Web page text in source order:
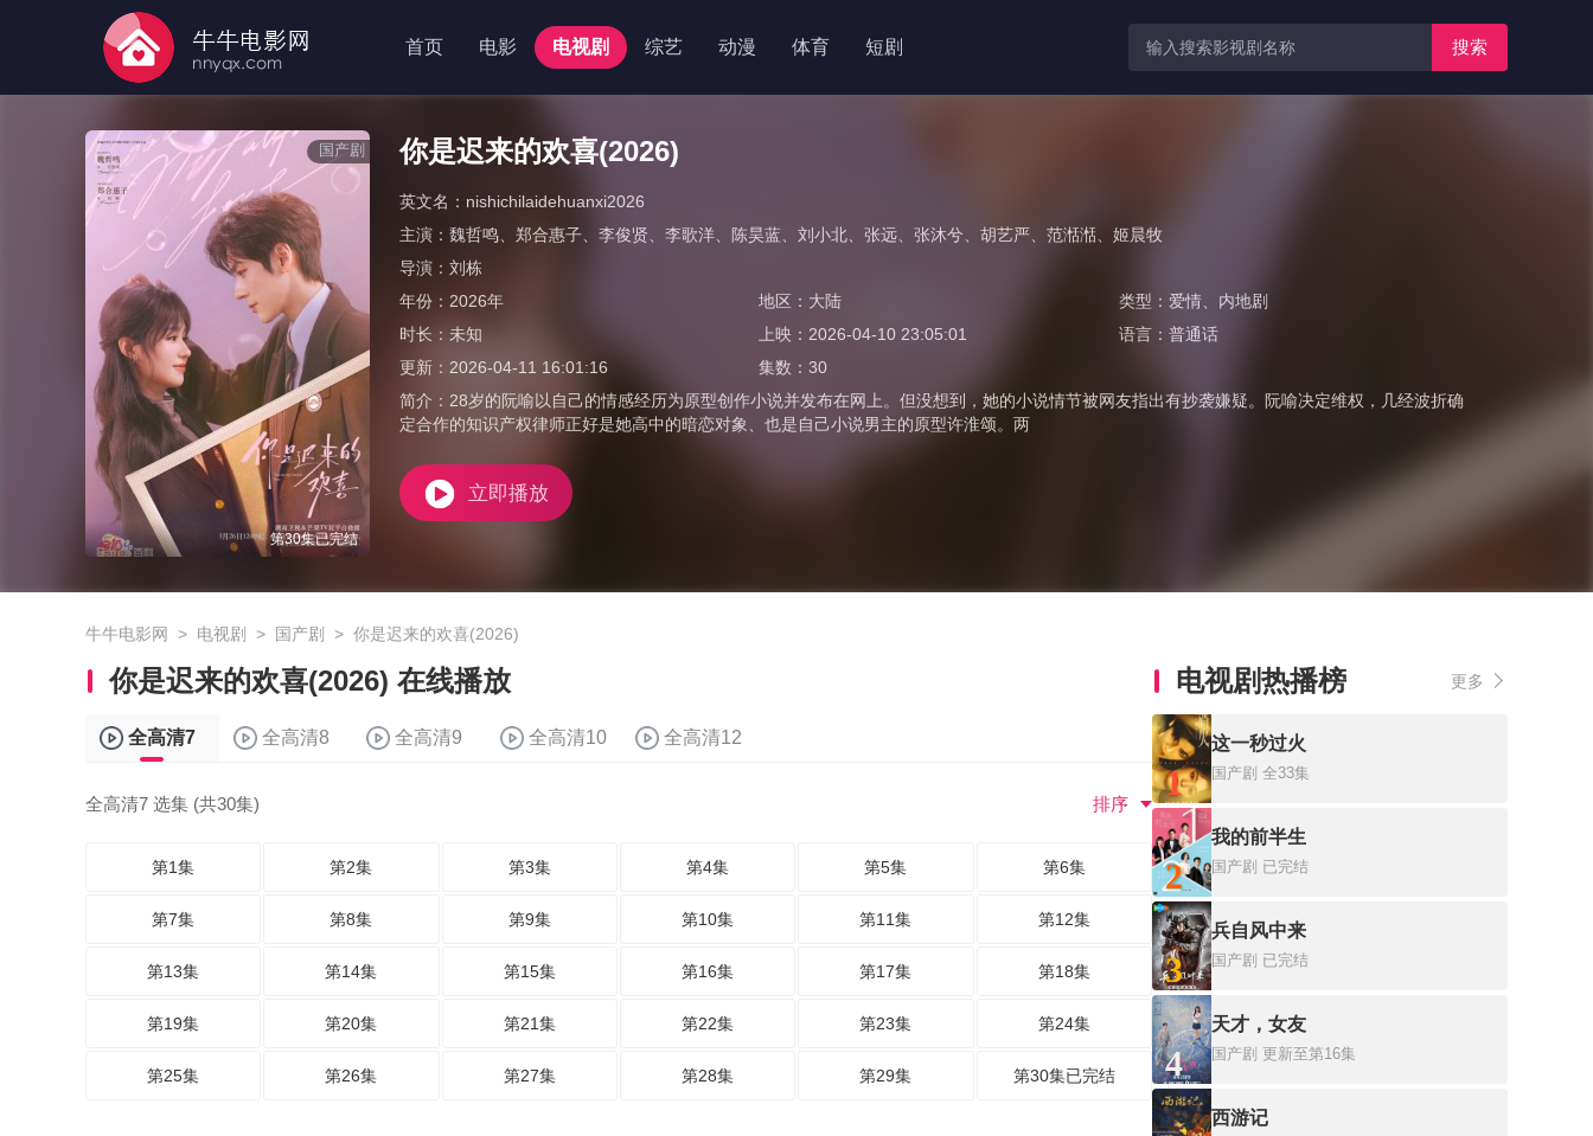
首页 电影 电视剧 综艺 动漫 体育 短剧 搜索
国产剧
第30集已完结
你是迟来的欢喜(2026)
英文名： nishichilaidehuanxi2026
主演： 魏哲鸣 郑合惠子 李俊贤 李歌洋 陈昊蓝 刘小北 张远 张沐兮 胡艺严 范湉湉
姬晨牧
导演： 刘栋
年份： 2026年 地区： 大陆 类型： 爱情、 内地剧
时长： 未知 上映： 2026-04-10 23:05:01 语言： 普通话
更新： 2026-04-11 16:01:16 集数：30
简介： 28岁的阮喻以自己的情感经历为原型创作小说并发布在网上。但没想到，她的小说情节被网友指出有抄袭嫌疑。阮喻决定维权，几经波折确
定合作的知识产权律师正好是她高中的暗恋对象、也是自己小说男主的原型许淮颂。两
立即播放
牛牛电影网 > 电视剧 > 国产剧 > 你是迟来的欢喜(2026)
你是迟来的欢喜(2026) 在线播放
全高清7 全高清8 全高清9 全高清10 全高清12
全高清7 选集 (共30集) 排序
第1集 第2集 第3集 第4集 第5集 第6集
第7集 第8集 第9集 第10集 第11集 第12集
第13集 第14集 第15集 第16集 第17集 第18集
第19集 第20集 第21集 第22集 第23集 第24集
第25集 第26集 第27集 第28集 第29集 第30集已完结
电视剧热播榜 更多
1
这一秒过火
国产剧 全33集
2
我的前半生
国产剧 已完结
3
兵自风中来
国产剧 已完结
4
天才，女友
国产剧 更新至第16集
西游记